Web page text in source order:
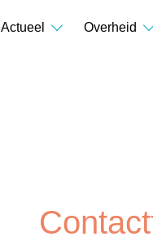
Actueel Overheid